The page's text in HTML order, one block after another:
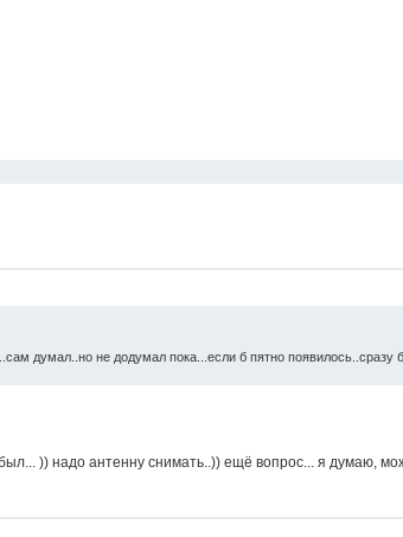
думал..но не додумал пока...если б пятно появилось..сразу
)) надо антенну снимать..)) ещё вопрос... я думаю,